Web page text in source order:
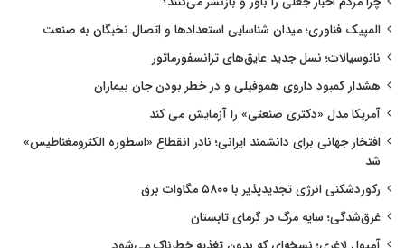
المپیک فناوری؛ میدان شناسایی استعدادها و اتصال نخبگان به صنعت
نانوسیالات؛ نسل جدید عایق‌های ترانسفورماتور
هشدار کمبود داروی هموفیلی و در خطر بودن جان بیماران
آمریکا مدل «دکتری صنعتی» را آزمایش می کند
افتخار جهانی برای دانشمند ایرانی؛ نادر انقطاع «اسطوره الکترومغناطیس»
شد
رکوردشکنی انرژی تجدیدپذیر با ۵۸۰۰ مگاوات برق
غرق‌شدگی؛ سایه مرگ در گرمای تابستان